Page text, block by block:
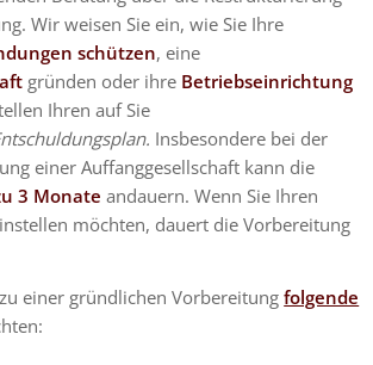
Wir weisen Sie ein, wie Sie Ihre
schützen, eine
gründen oder ihre Betriebseinrichtung
Ihren auf Sie
Insbesondere bei der
einer Auffanggesellschaft kann die
3 Monate andauern. Wenn Sie Ihren
möchten, dauert die Vorbereitung
einer gründlichen Vorbereitungfolgende